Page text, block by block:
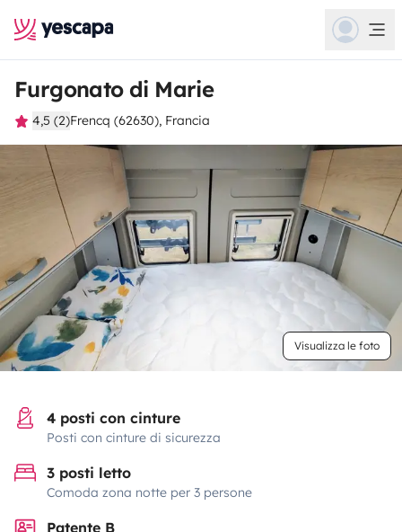
Furgonato di Marie
4,5 (2)Frencq (62630), Francia
Visualizza le foto
4 posti con cinture
Posti con cinture di sicurezza
3 posti letto
Comoda zona notte per 3 persone
Patente B